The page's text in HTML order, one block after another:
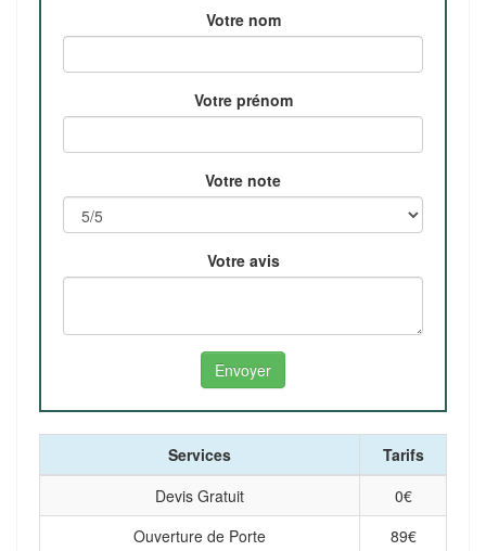
Votre nom
Votre prénom
Votre note
Votre avis
Services
Tarifs
Devis Gratuit
0€
Ouverture de Porte
89€